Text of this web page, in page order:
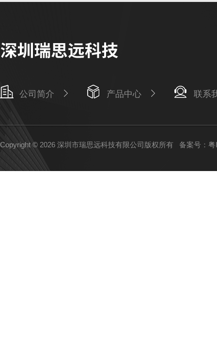
公司简介 产品中心 联系
Copyright © 2026 深圳市瑞思远科技有限公司版权所有 备案号：